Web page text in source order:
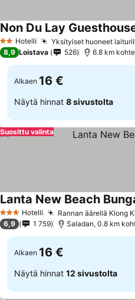
2 Tähtiluokitus
Hotelli Yksityiset huoneet
Non Du Lay
8,9 Loistava 526 6.8 km
Alkaen 16 €
Näytä hinnat 8 sivustolta
Suosittu valinta
3 Tähtiluokitus
Hotelli Rannan äärellä Klong
Lanta New Beach
6,9 1 759 Saladan, 0.8 km
Alkaen 16 €
Näytä hinnat 12 sivustolta